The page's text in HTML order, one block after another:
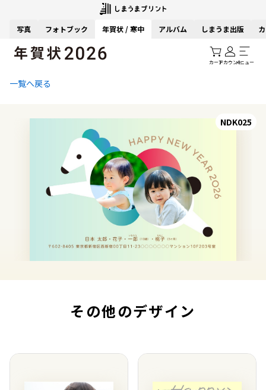
写真 フォトブック 年賀状 / 寒中 アルバム しまうま出版
カートアカウントメニュー
一覧へ戻る
NDK025
その他のデザイン